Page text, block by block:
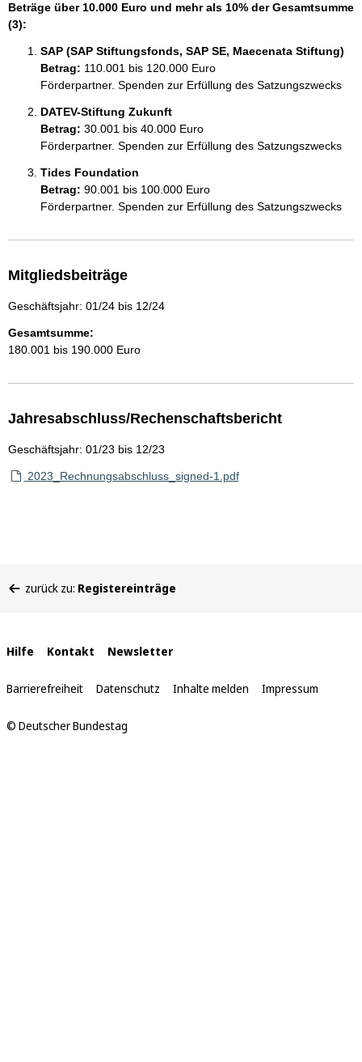
Beträge über 10.000 Euro und mehr als 10% der Gesamtsumme
(3):
SAP (SAP Stiftungsfonds, SAP SE, Maecenata Stiftung)
Betrag: 110.001 bis 120.000 Euro
Förderpartner. Spenden zur Erfüllung des Satzungszwecks
DATEV-Stiftung Zukunft
Betrag: 30.001 bis 40.000 Euro
Förderpartner. Spenden zur Erfüllung des Satzungszwecks
Tides Foundation
Betrag: 90.001 bis 100.000 Euro
Förderpartner. Spenden zur Erfüllung des Satzungszwecks
Mitgliedsbeiträge
Geschäftsjahr: 01/24 bis 12/24
Gesamtsumme:
180.001 bis 190.000 Euro
Jahresabschluss/Rechenschaftsbericht
Geschäftsjahr: 01/23 bis 12/23
2023_Rechnungsabschluss_signed-1.pdf
befinden
zurück zu: Registereinträge
Interne
Links
Hilfe Kontakt Newsletter
Barrierefreiheit Datenschutz Inhalte melden Impressum
© Deutscher Bundestag